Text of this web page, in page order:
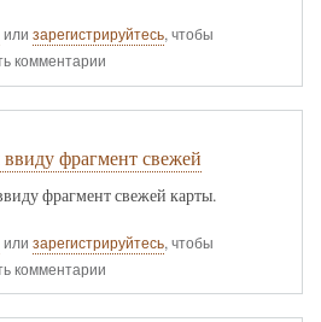
или зарегистрируйтесь, чтобы
комментарии
фрагмент свежей
фрагмент свежей карты.
или зарегистрируйтесь, чтобы
комментарии